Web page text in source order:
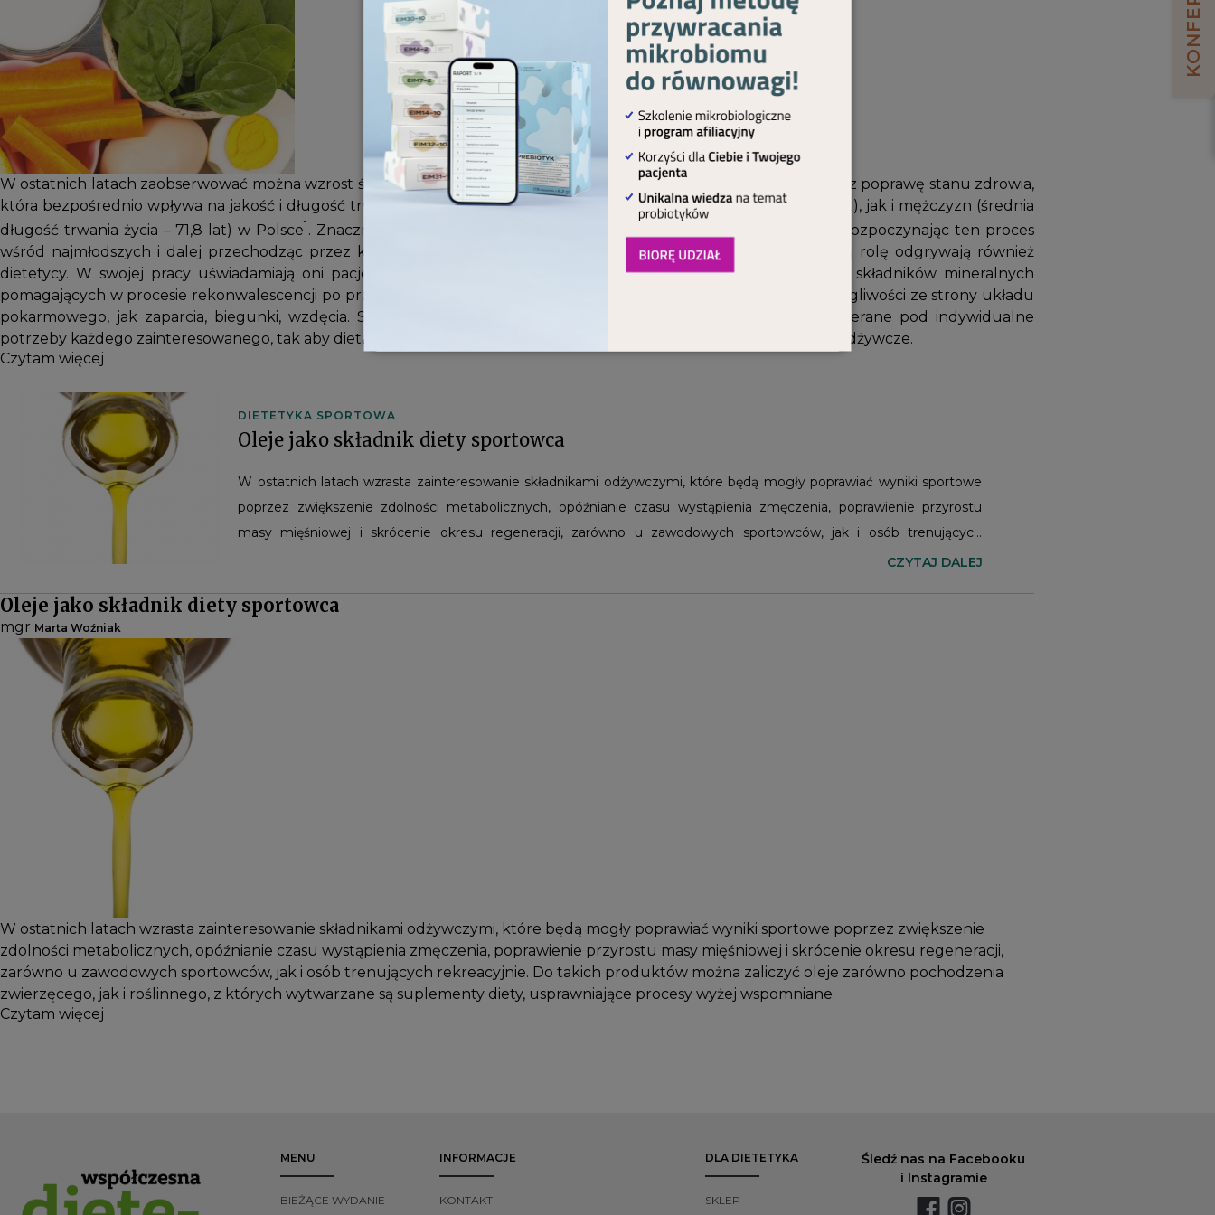
W ostatnich latach zaobserwować można wzrost świadomości ludzi na temat zdrowego odżywiania. Widać to poprzez poprawę stanu zdrowia,
która bezpośrednio wpływa na jakość i długość trwania życia zarówno kobiet (średnia długość trwania życia – 79,7 lat), jak i mężczyzn (średnia
długość trwania życia – 71,8 lat) w Polsce1. Znaczny wpływ na tę kwestię ma propagowanie zdrowego odżywiania, rozpoczynając ten proces
wśród najmłodszych i dalej przechodząc przez kolejne pokolenia – młodzież, dorosłych oraz osoby starsze. Ważną rolę odgrywają również
dietetycy. W swojej pracy uświadamiają oni pacjentom, jak ważne jest dostarczenie odpowiedniej ilości witamin i składników mineralnych
pomagających w procesie rekonwalescencji po przebytej chorobie, w trakcie jej trwania lub dla prewencji wielu dolegliwości ze strony układu
pokarmowego, jak zaparcia, biegunki, wzdęcia. Skomponowane przez dietetyków jadłospisy są skrupulatnie dobierane pod indywidualne
potrzeby każdego zainteresowanego, tak aby dieta była odpowiednio zbilansowana i zasobna we wszystkie składniki odżywcze.
Czytam więcej
DIETETYKA SPORTOWA
Oleje jako składnik diety sportowca
W ostatnich latach wzrasta zainteresowanie składnikami odżywczymi, które będą mogły poprawiać wyniki sportowe
poprzez zwiększenie zdolności metabolicznych, opóźnianie czasu wystąpienia zmęczenia, poprawienie przyrostu
masy mięśniowej i skrócenie okresu regeneracji, zarówno u zawodowych sportowców, jak i osób trenujących
rekreacyjnie. Do takich produktów można zaliczyć oleje zarówno pochodzenia zwierzęcego, jak i roślinnego, z których
CZYTAJ DALEJ
Oleje jako składnik diety sportowca
mgr Marta Woźniak
W ostatnich latach wzrasta zainteresowanie składnikami odżywczymi, które będą mogły poprawiać wyniki sportowe poprzez zwiększenie
zdolności metabolicznych, opóźnianie czasu wystąpienia zmęczenia, poprawienie przyrostu masy mięśniowej i skrócenie okresu regeneracji,
zarówno u zawodowych sportowców, jak i osób trenujących rekreacyjnie. Do takich produktów można zaliczyć oleje zarówno pochodzenia
zwierzęcego, jak i roślinnego, z których wytwarzane są suplementy diety, usprawniające procesy wyżej wspomniane.
Czytam więcej
MENU
BIEŻĄCE WYDANIE
INFORMACJE
KONTAKT
DLA DIETETYKA
SKLEP
Śledź nas na Facebooku
i Instagramie